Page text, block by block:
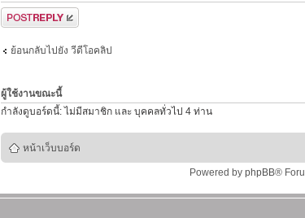
ตอบกระทู้
ย้อนกลับไปยัง วีดีโอคลิป
ผู้ใช้งานขณะนี้
กำลังดูบอร์ดนี้: ไม่มีสมาชิก และ บุคคลทั่วไป 4 ท่าน
หน้าเว็บบอร์ด
Powered by phpBB®